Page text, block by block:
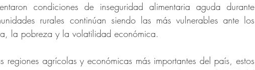
condiciones de inseguridad alimentaria aguda durante
rurales continúan siendo las más vulnerables ante los
la pobreza y la volatilidad económica.
regiones agrícolas y económicas más importantes del país, estos